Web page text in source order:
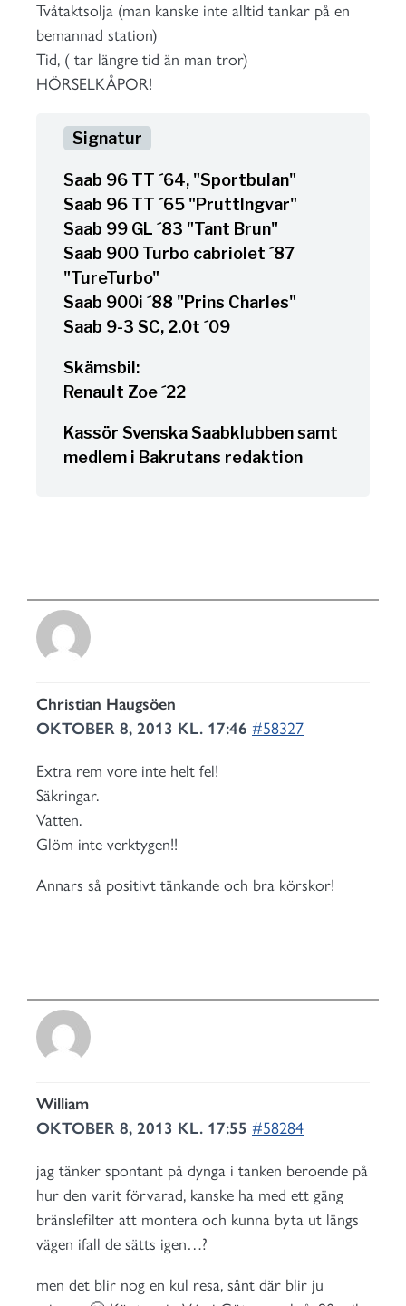
Tvåtaktsolja (man kanske inte alltid tankar på en
bemannad station)
Tid, ( tar längre tid än man tror)
HÖRSELKÅPOR!
Saab 96 TT ´64, "Sportbulan"
Saab 96 TT ´65 "PruttIngvar"
Saab 99 GL ´83 "Tant Brun"
Saab 900 Turbo cabriolet ´87
"TureTurbo"
Saab 900i ´88 "Prins Charles"
Saab 9-3 SC, 2.0t ´09
Skämsbil:
Renault Zoe ´22
Kassör Svenska Saabklubben samt
medlem i Bakrutans redaktion
Christian Haugsöen
OKTOBER 8, 2013 KL. 17:46 #58327
Extra rem vore inte helt fel!
Säkringar.
Vatten.
Glöm inte verktygen!!
Annars så positivt tänkande och bra körskor!
William
OKTOBER 8, 2013 KL. 17:55 #58284
jag tänker spontant på dynga i tanken beroende på
hur den varit förvarad, kanske ha med ett gäng
bränslefilter att montera och kunna byta ut längs
vägen ifall de sätts igen…?
men det blir nog en kul resa, sånt där blir ju